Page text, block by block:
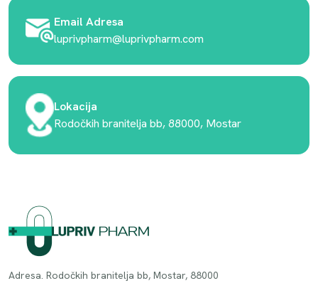
Email Adresa
luprivpharm@luprivpharm.com
Lokacija
Rodočkih branitelja bb, 88000, Mostar
Adresa. Rodočkih branitelja bb, Mostar, 88000